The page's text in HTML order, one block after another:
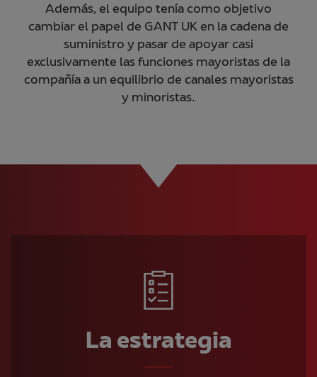
Además, el equipo tenía como objetivo
cambiar el papel de GANT UK en la cadena de
suministro y pasar de apoyar casi
exclusivamente las funciones mayoristas de la
compañía a un equilibrio de canales mayoristas
y minoristas.
La estrategia